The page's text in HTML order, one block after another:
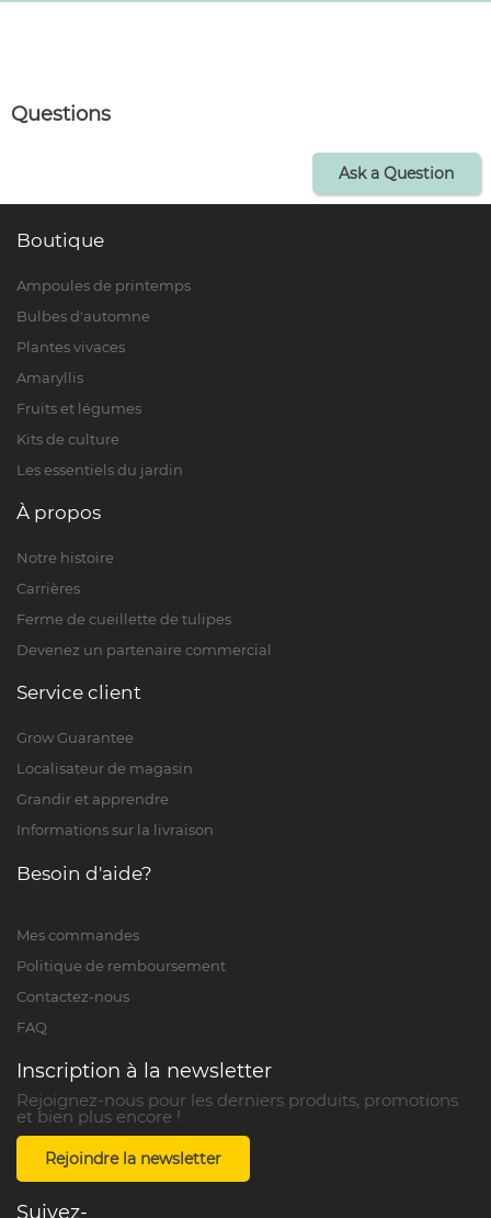
Questions
Ask a Question
Boutique
Ampoules de printemps
Bulbes d'automne
Plantes vivaces
Amaryllis
Fruits et légumes
Kits de culture
Les essentiels du jardin
À propos
Notre histoire
Carrières
Ferme de cueillette de tulipes
Devenez un partenaire commercial
Service client
Grow Guarantee
Localisateur de magasin
Grandir et apprendre
Informations sur la livraison
Besoin d'aide?
Mes commandes
Politique de remboursement
Contactez-nous
FAQ
Inscription à la newsletter
Rejoignez-nous pour les derniers produits, promotions
et bien plus encore !
Rejoindre la newsletter
Suivez-